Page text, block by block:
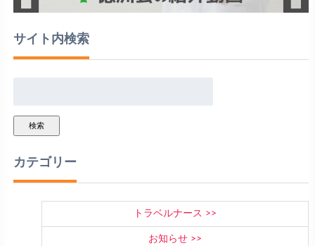
サイト内検索
検索
カテゴリー
トラベルナース
お知らせ